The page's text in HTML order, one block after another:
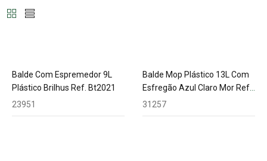
Balde Com Espremedor 9L
Plástico Brilhus Ref. Bt2021
23951
Balde Mop Plástico 13L Com
Esfregão Azul Claro Mor Ref.
8298
31257